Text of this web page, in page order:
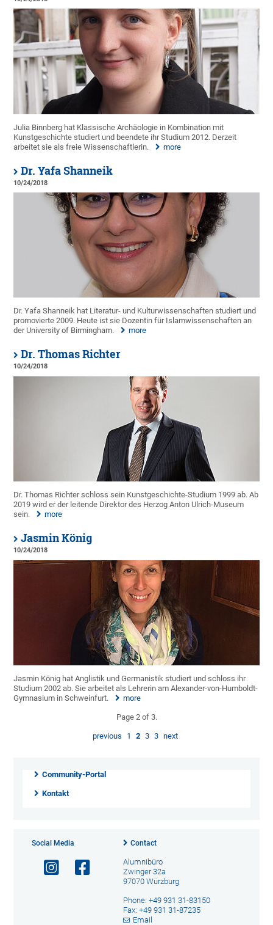
Julia Binnberg hat Klassische Archäologie in Kombination mit
Kunstgeschichte studiert und beendete ihr Studium 2012. Derzeit
arbeitet sie als freie Wissenschaftlerin.
more
Dr. Yafa Shanneik
10/24/2018
Dr. Yafa Shanneik hat Literatur- und Kulturwissenschaften studiert und
promovierte 2009. Heute ist sie Dozentin für Islamwissenschaften an
der University of Birmingham.
more
Dr. Thomas Richter
10/24/2018
Dr. Thomas Richter schloss sein Kunstgeschichte-Studium 1999 ab. Ab
2019 wird er der leitende Direktor des Herzog Anton Ulrich-Museum
sein.
more
Jasmin König
10/24/2018
Jasmin König hat Anglistik und Germanistik studiert und schloss ihr
Studium 2002 ab. Sie arbeitet als Lehrerin am Alexander-von-Humboldt-
Gymnasium in Schweinfurt.
more
Page 2 of 3.
previous 1 2 3 3 next
Community-Portal
Kontakt
Social Media Contact
Alumnibüro
Zwinger 32a
97070 Würzburg
Phone: +49 931 31-83150
Fax: +49 931 31-87235
Email